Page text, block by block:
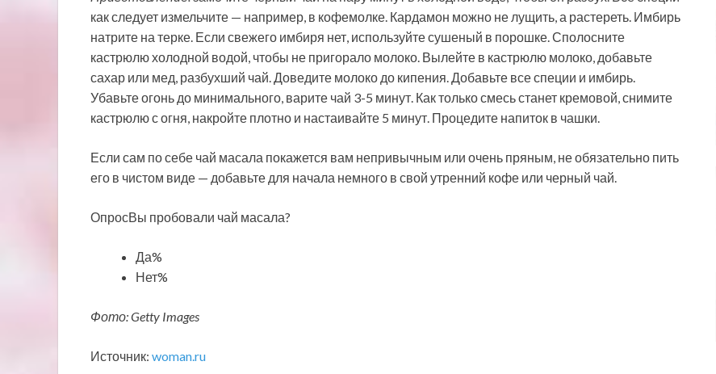
как следует измельчите — например, в кофемолке. Кардамон можно не лущить, а растереть. Имбирь
натрите на терке. Если свежего имбиря нет, используйте сушеный в порошке. Сполосните
кастрюлю холодной водой, чтобы не пригорало молоко. Вылейте в кастрюлю молоко, добавьте
сахар или мед, разбухший чай. Доведите молоко до кипения. Добавьте все специи и имбирь.
Убавьте огонь до минимального, варите чай 3-5 минут. Как только смесь станет кремовой, снимите
кастрюлю с огня, накройте плотно и настаивайте 5 минут. Процедите напиток в чашки.
Если сам по себе чай масала покажется вам непривычным или очень пряным, не обязательно пить
его в чистом виде — добавьте для начала немного в свой утренний кофе или черный чай.
ОпросВы пробовали чай масала?
Да%
Нет%
Фото: Getty Images
Источник: woman.ru